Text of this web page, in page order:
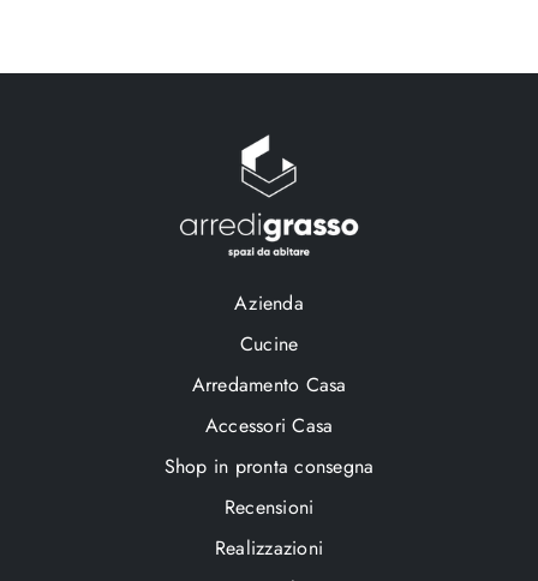
Azienda
Cucine
Arredamento Casa
Accessori Casa
Shop in pronta consegna
Recensioni
Realizzazioni